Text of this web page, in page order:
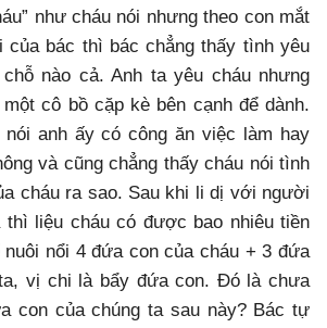
như cháu nói nhưng theo con mắt
của bác thì bác chẳng thấy tình yêu
nào cả. Anh ta yêu cháu nhưng
cô bồ cặp kè bên cạnh để dành.
nói anh ấy có công ăn việc làm hay
và cũng chẳng thấy cháu nói tình
cháu ra sao. Sau khi li dị với người
thì liệu cháu có được bao nhiêu tiền
nổi 4 đứa con của cháu + 3 đứa
vị chi là bẩy đứa con. Đó là chưa
con của chúng ta sau này? Bác tự